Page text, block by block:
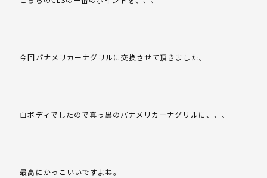
今回パナメリカーナグリルに交換させて頂きました。
白ボディでしたので真っ黒のパナメリカーナグリルに、、、
最高にかっこいいですよね。